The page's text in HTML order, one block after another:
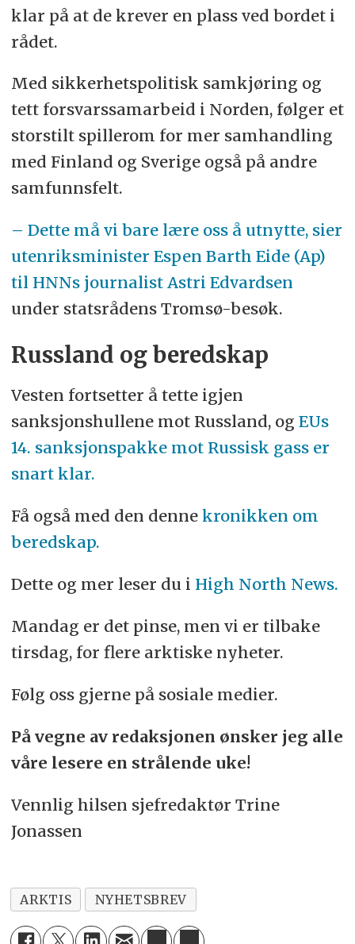
klar på at de krever en plass ved bordet i
rådet.
Med sikkerhetspolitisk samkjøring og
tett forsvarssamarbeid i Norden, følger et
storstilt spillerom for mer samhandling
med Finland og Sverige også på andre
samfunnsfelt.
– Dette må vi bare lære oss å utnytte, sier
utenriksminister Espen Barth Eide (Ap)
til HNNs journalist Astri Edvardsen
under statsrådens Tromsø-besøk.
Russland og beredskap
Vesten fortsetter å tette igjen
sanksjonshullene mot Russland, og EUs
14. sanksjonspakke mot Russisk gass er
snart klar.
Få også med den denne kronikken om
beredskap.
Dette og mer leser du i High North News.
Mandag er det pinse, men vi er tilbake
tirsdag, for flere arktiske nyheter.
Følg oss gjerne på sosiale medier.
På vegne av redaksjonen ønsker jeg alle
våre lesere en strålende uke!
Vennlig hilsen sjefredaktør Trine
Jonassen
ARKTIS NYHETSBREV